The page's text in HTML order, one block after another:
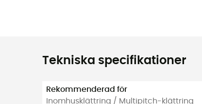
Tekniska specifikationer
Rekommenderad för
Inomhusklättring / Multipitch-klättring